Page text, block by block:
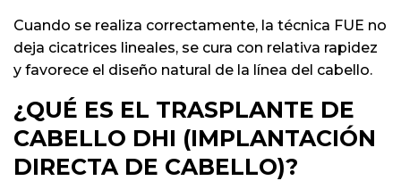
Cuando se realiza correctamente, la técnica FUE no
deja cicatrices lineales, se cura con relativa rapidez
y favorece el diseño natural de la línea del cabello.
¿QUÉ ES EL TRASPLANTE DE
CABELLO DHI (IMPLANTACIÓN
DIRECTA DE CABELLO)?